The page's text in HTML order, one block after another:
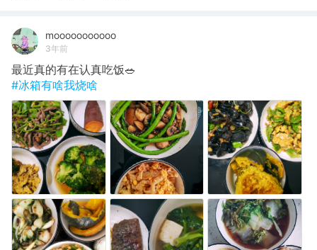
mooooooooooo
3年前
最近真的有在认真吃饭🥗
#冰箱有啥我烧啥